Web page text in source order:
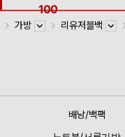
100
가방 리유저블백
배낭/백팩